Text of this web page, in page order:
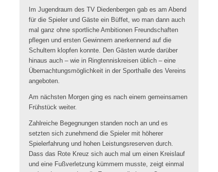
Im Jugendraum des TV Diedenbergen gab es am Abend
für die Spieler und Gäste ein Büffet, wo man dann auch
mal ganz ohne sportliche Ambitionen Freundschaften
pflegen und ersten Gewinnern anerkennend auf die
Schultern klopfen konnte. Den Gästen wurde darüber
hinaus auch – wie in Ringtenniskreisen üblich – eine
Übernachtungsmöglichkeit in der Sporthalle des Vereins
angeboten.
Am nächsten Morgen ging es nach einem gemeinsamen
Frühstück weiter.
Zahlreiche Begegnungen standen noch an und es
setzten sich zunehmend die Spieler mit höherer
Spielerfahrung und hohen Leistungsreserven durch.
Dass das Rote Kreuz sich auch mal um einen Kreislauf
und eine Fußverletzung kümmern musste, zeigt einmal